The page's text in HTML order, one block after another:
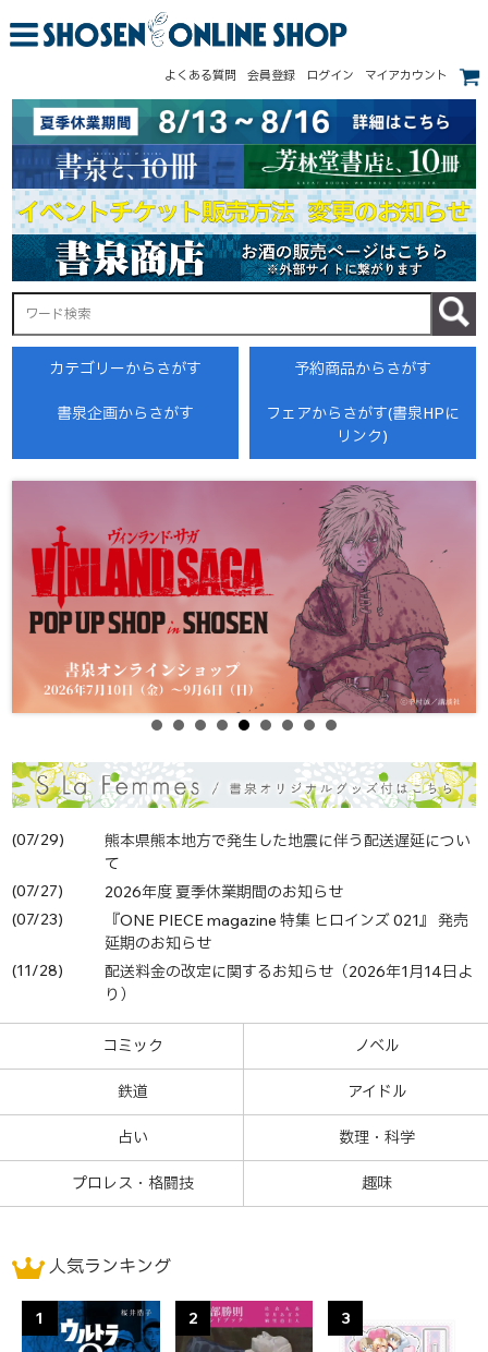
よくある質問 会員登録 ログイン マイアカウント
カテゴリーからさがす 予約商品からさがす
書泉企画からさがす
フェアからさがす(書泉HPに
リンク)
(07/29)
熊本県熊本地方で発生した地震に伴う配送遅延につい
て
(07/27)
2026年度 夏季休業期間のお知らせ
(07/23)
『ONE PIECE magazine 特集 ヒロインズ 021』 発売
延期のお知らせ
(11/28)
配送料金の改定に関するお知らせ（2026年1月14日よ
り）
コミック ノベル
鉄道 アイドル
占い 数理・科学
プロレス・格闘技 趣味
人気ランキング
1 2 3